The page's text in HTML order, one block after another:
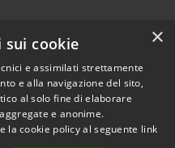
Copyright © 2026 • Comune di
Pantigliate • Powered by
×
cookie
e assimilati strettamente
e alla navigazione del sito,
al solo fine di elaborare
e anonime.
la cookie policy al seguente link